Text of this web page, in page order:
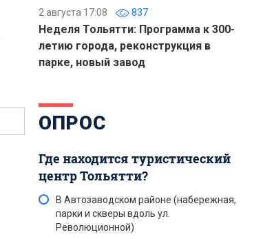
2 августа 17:08 837
Неделя Тольятти: Программа к 300-
летию города, реконструкция в
парке, новый завод
ОПРОС
Где находится туристический
центр Тольятти?
В Автозаводском районе (набережная,
парки и скверы вдоль ул.
Революционной)